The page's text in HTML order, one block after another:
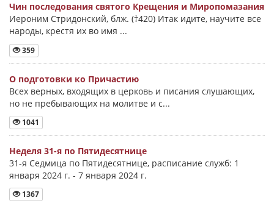
Чин последования святого Крещения и Миропомазания
Иероним Стридонский, блж. (†420) Итак идите, научите все
народы, крестя их во имя ...
359
О подготовки ко Причастию
Всех верных, входящих в церковь и писания слушающих,
но не пребывающих на молитве и с...
1041
Неделя 31-я по Пятидесятнице
31-я Седмица по Пятидесятнице, расписание служб: 1
января 2024 г. - 7 января 2024 г.
1367